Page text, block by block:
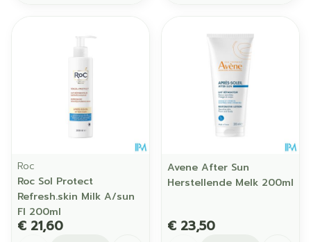
Roc
Roc Sol Protect
Refresh.skin Milk A/sun
Fl 200ml
€ 21,60
Avene After Sun
Herstellende Melk 200ml
€ 23,50